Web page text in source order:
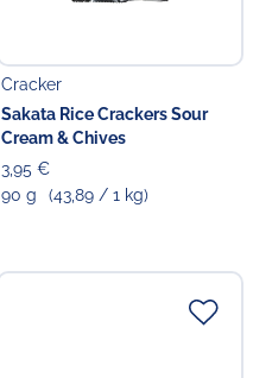
Cracker
Sakata Rice Crackers Sour
Cream & Chives
3,95 €
90 g
(43,89 / 1 kg)